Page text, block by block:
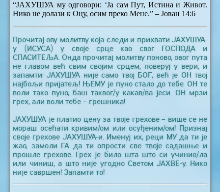
“ЈАХУШУА му одговори: ‘Ја сам Пут, Истина и Живот.
Нико не долази к Оцу, осим преко Мене.” – Јован 14:6
Прочитај ову молитву која следи и прихвати ЈАХУШУА-
у (ИСУСА) у своје срце као свог ГОСПОДА и
СПАСИТЕЉА. Онда прочитај молитву поново, овог пута
не главом већ свим својим срцем, поверуј у вери, и
запамти: ЈАХУШУА није само твој БОГ, већ је ОН твој
најбољи пријатељ! ЊЕМУ је пуно стало до тебе. ОН те
воли тако пуно, баш таквог/у какав/ва јеси. ОН мрзи
грех, али воли тебе – грешника!
ЈАХУШУА је платио цену за твоје грехове – више се не
мораш осећати кривим/ом или осуђеним/ом! Признај
своје грехове ЈАХУШУА-и. Именуј их, реци МУ да ти је
жао, замоли ГА да ти опрости све твоје садашње и
прошле грехове. Грех је било шта што си учинио/ла
или чиниш, а што није угодно Светом ЈАХВЕ-у. Нико
није савршен! Запамти то!